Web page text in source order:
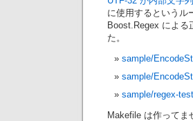
に使用するというル
Boost.Regex による
た。
sample/
sample/
sample/regex-
Makefile は作ってま